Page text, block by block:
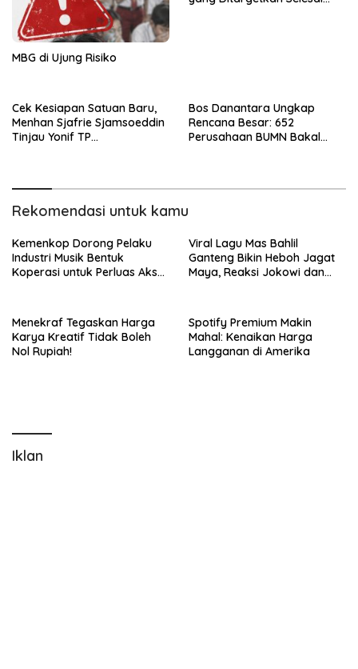
MBG di Ujung Risiko
Cek Kesiapan Satuan Baru,
Menhan Sjafrie Sjamsoeddin
Tinjau Yonif TP
Bos Danantara Ungkap
Rencana Besar: 652
Perusahaan BUMN Bakal
Rekomendasi untuk kamu
Kemenkop Dorong Pelaku
Industri Musik Bentuk
Koperasi untuk Perluas Akses
Viral Lagu Mas Bahlil
Ganteng Bikin Heboh Jagat
Maya, Reaksi Jokowi dan
Menekraf Tegaskan Harga
Karya Kreatif Tidak Boleh
Nol Rupiah!
Spotify Premium Makin
Mahal: Kenaikan Harga
Langganan di Amerika
Iklan